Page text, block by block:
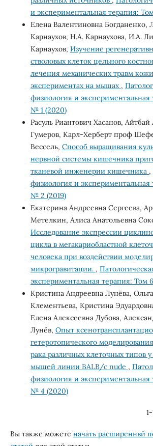
и экспериментальная терапия:
Елена Валентиновна Богданенко,
Каpнауxов, Н.А. Каpнауxова, И.А.
Каpнауxов, Изучение
стволовых клеток цельного
лечения механических травм
экспериментах на мышах ,
физиология и экспериментальная
№ 1 (2020)
Расуль Риантович Хасанов,
Гумеров, Карл-Херберт проф
Вессель, Способ выращивания
нервной системы кишечника
тканевой инженерии кишечника ,
физиология и экспериментальная
№ 2 (2019)
Екатерина Андреевна Сергеева,
Метелкин, Алиса Анатольевна
Исследование экспрессии
цикла в мегакариобластной
человека при воздействии
микрогравитации. ,
экспериментальная терапия: Том
Кристина Андреевна Лунёва,
Клементьева, Кристина
Елена Алексеевна Дубова,
Лунёв, Опыт
гетеротопического
рака различных клеточных типов
мышей линии BALB/c nude ,
физиология и экспериментальная
№ 4 (2020)
Вы также можете начать расширеннвй